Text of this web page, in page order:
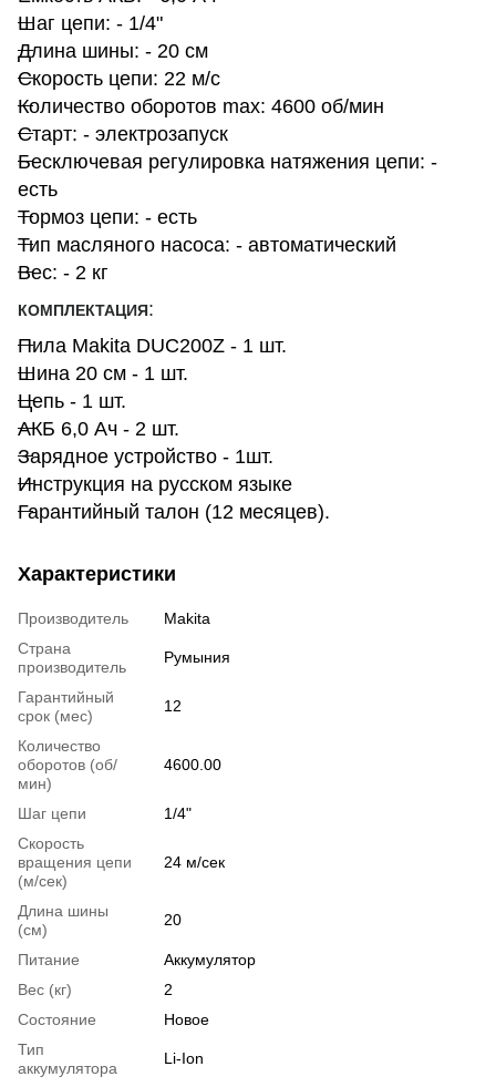
Шаг цепи: - 1/4"
Длина шины: - 20 см
Скорость цепи: 22 м/с
Количество оборотов max: 4600 об/мин
Старт: - электрозапуск
Бесключевая регулировка натяжения цепи: -
есть
Тормоз цепи: - есть
Тип масляного насоса: - автоматический
Вес: - 2 кг
КОМПЛЕКТАЦИЯ:
Пила Makita DUC200Z - 1 шт.
Шина 20 см - 1 шт.
Цепь - 1 шт.
АКБ 6,0 Ач - 2 шт.
Зарядное устройство - 1шт.
Инструкция на русском языке
Гарантийный талон (12 месяцев).
Характеристики
Производитель
Makita
Страна
производитель
Румыния
Гарантийный
срок (мес)
12
Количество
оборотов (об/
мин)
4600.00
Шаг цепи
1/4"
Скорость
вращения цепи
(м/сек)
24 м/сек
Длина шины
(см)
20
Питание
Аккумулятор
Вес (кг)
2
Состояние
Новое
Тип
аккумулятора
Li-Ion